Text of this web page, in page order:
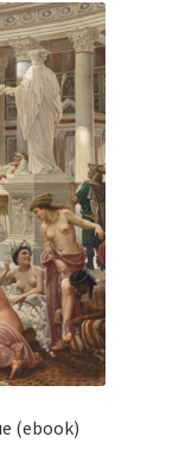
(ebook)